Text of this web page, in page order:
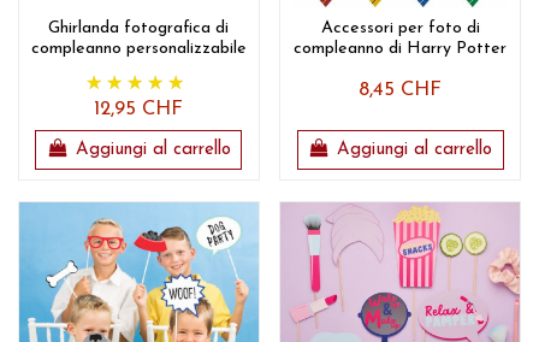
Ghirlanda fotografica di
compleanno personalizzabile
12,95 CHF
Aggiungi al carrello
Accessori per foto di
compleanno di Harry Potter
8,45 CHF
Aggiungi al carrello